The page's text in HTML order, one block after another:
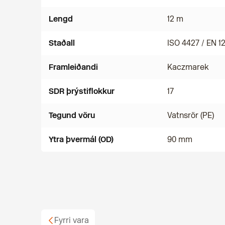
Lengd 12 m
Staðall ISO 4427 / EN
Framleiðandi Kaczmarek
SDR þrýstiflokkur 17
Tegund vöru Vatnsrör (PE)
Ytra þvermál (OD) 90 mm
Fyrri vara